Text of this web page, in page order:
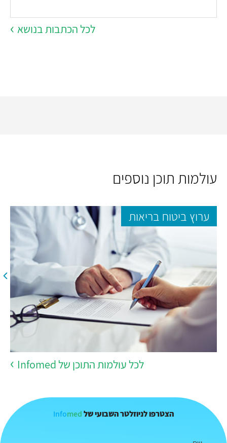
לכל הכתבות בנושא
עולמות תוכן נוספים
ערוץ ביטוח בריאות
לכל עולמות התוכן של Infomed
הצטרפו לניוזלטר השבועי של Infomed